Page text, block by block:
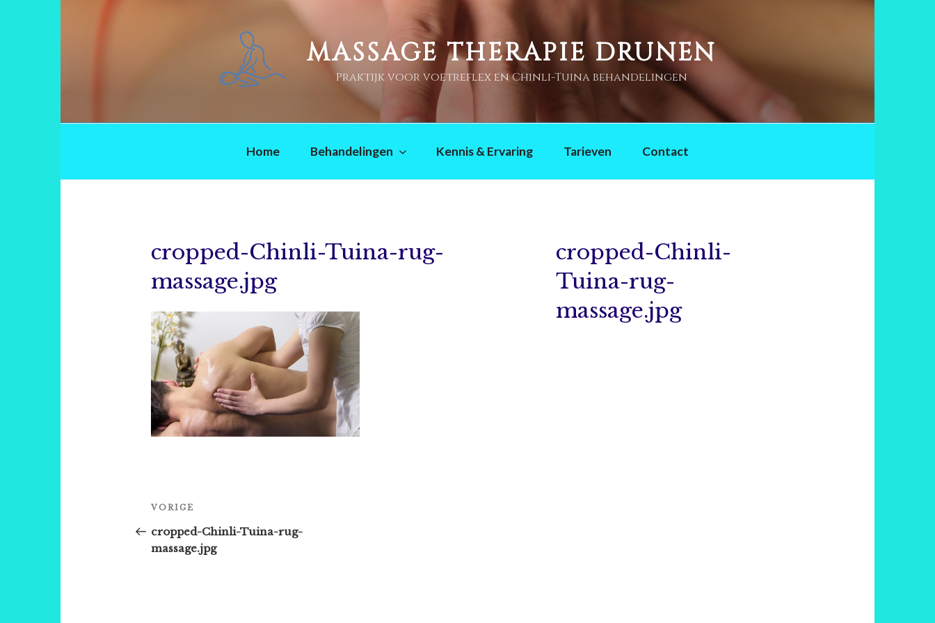
MASSAGE THERAPIE DRUNEN
Praktijk voor voetreflex en Chinli-Tuina behandelingen
Home Behandelingen Kennis & Ervaring Tarieven Contact
cropped-Chinli-Tuina-rug-
massage.jpg
Bericht
navigatie
Vorig
VORIGE
cropped-Chinli-Tuina-rug-
massage.jpg
cropped-Chinli-
Tuina-rug-
massage.jpg